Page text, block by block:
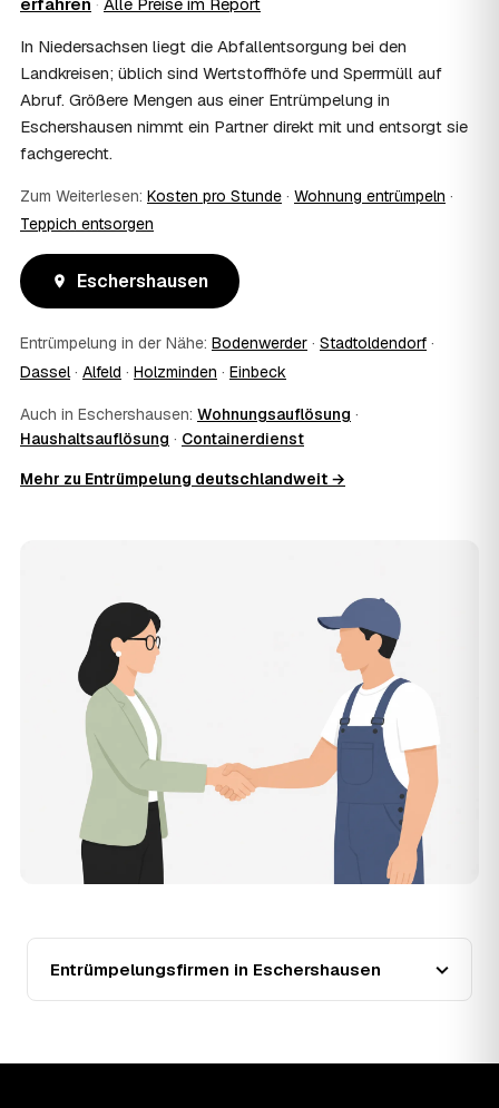
Wohnungsauflösung im Rahmen von Sozialhilfe oder
stellen Sie vor Auftragserteilung beim zuständigen Amt
und holen die Kostenübernahme schriftlich ein. AWL
Zentrum vermittelt die Entrümpler, entscheidet aber nicht
über die Kostenübernahme.
08 Bekomme ich einen Entsorgungsnachweis?
stellen auf Wunsch einen Entsorgungsnachweis aus —
wichtig zum Beispiel für Vermieter, Nachlassverwaltung
oder die eigene Dokumentation.
09
Muss ich bei der Entrümpelung anwesend sein?
Nicht zwingend. Viele Kunden in Eschershausen sind nur
Ablauf — etwa die Schlüsselübergabe — stimmen Sie
direkt mit dem Entrümpler ab.
Der Festpreis deckt in der Regel das komplette
Ausräumen, Tragen und Verladen, den Transport sowie die
fachgerechte Entsorgung ab — auf Wunsch inklusive
Die Anfrage ist kostenlos und unverbindlich. AWL
Zentrum ist Vermittler: Sie schildern einmal, was raus
muss, und erhalten mehrere Festpreis-Angebote geprüfter
Entrümpler aus Eschershausen zum Vergleichen. Bezahlt
wird nur der Entrümpler, den Sie selbst auswählen.
Was kostet die Entrümpelung einer normalen
Wohnung in Eschershausen?
Für eine durchschnittliche Wohnung mit rund 65 m² liegen
die Kosten in Eschershausen bei etwa 1.840 €, das
entspricht im Schnitt rund 32,0 € je Quadratmeter.
Zugänglichkeit (Etage, Aufzug), Menge und Sperrmüllanteil
verschieben den Preis nach oben oder unten — den
genauen Festpreis nennt Ihnen der Entrümpler nach
Seit 2020 verlief die Preisentwicklung in Eschershausen
steigend (+15 %), mit dem bisherigen Höchststand im Jahr
In Niedersachsen liegt die Abfallentsorgung bei den
Landkreisen; üblich sind Wertstoffhöfe und Sperrmüll auf
Abruf. Größere Mengen aus einer Entrümpelung in
Eschershausen nimmt ein Partner direkt mit und entsorgt sie
fachgerecht.
Zum Weiterlesen: Kosten pro Stunde · Wohnung entrümpeln ·
Teppich entsorgen
Eschershausen
Entrümpelung in der Nähe: Bodenwerder · Stadtoldendorf ·
Dassel· Alfeld · Holzminden · Einbeck
Auch in Eschershausen: Wohnungsauflösung ·
Haushaltsauflösung · Containerdienst
Mehr zu Entrümpelung deutschlandweit →
Entrümpelungsfirmen in Eschershausen